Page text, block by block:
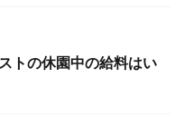
トの休園中の給料はい